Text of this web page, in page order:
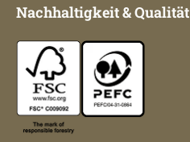
Nachhaltigkeit & Qualität